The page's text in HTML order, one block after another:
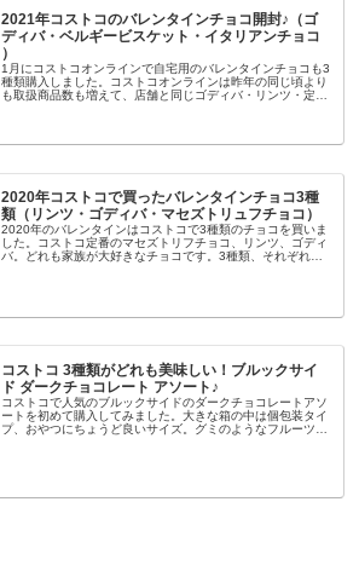
2021年コストコのバレンタインチョコ開封♪（ゴ
ディバ・ベルギービスケット・イタリアンチョコ
）
1月にコストコオンラインで自宅用のバレンタインチョコも3
種類購入しました。コストコオンラインは昨年の同じ頃より
も取扱商品数も増えて、店舗と同じゴディバ・リンツ・定番
2020年コストコで買ったバレンタインチョコ3種
類（リンツ・ゴディバ・マセズトリュフチョコ）
2020年のバレンタインはコストコで3種類のチョコを買いま
した。コストコ定番のマセズトリフチョコ、リンツ、ゴディ
バ。どれも家族が大好きなチョコです。3種類、それぞれ開
コストコ 3種類がどれも美味しい！ブルックサイ
ド ダークチョコレート アソート♪
コストコで人気のブルックサイドのダークチョコレートアソ
ートを初めて購入してみました。大きな箱の中は個包装タイ
プ、おやつにちょうど良いサイズ。グミのようなフルーツ濃